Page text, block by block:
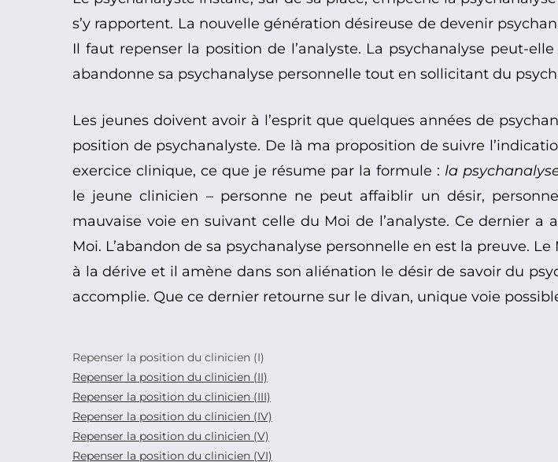
s’y rapportent. La nouvelle génération désireuse de devenir
Il faut repenser la position de l’analyste. La psychanalyse peut-
abandonne sa psychanalyse personnelle tout en sollicitant du
Les jeunes doivent avoir à l’esprit que quelques années de
position de psychanalyste. De là ma proposition de suivre
exercice clinique, ce que je résume par la formule : la
le jeune clinicien – personne ne peut affaiblir un désir,
mauvaise voie en suivant celle du Moi de l’analyste. Ce dernier
Moi. L’abandon de sa psychanalyse personnelle en est la preuve.
à la dérive et il amène dans son aliénation le désir de savoir du
accomplie. Que ce dernier retourne sur le divan, unique voie
Repenser la position du clinicien (I)
Repenser la position du clinicien (II)
Repenser la position du clinicien (III)
Repenser la position du clinicien (IV)
Repenser la position du clinicien (V)
Repenser la position du clinicien (VI)